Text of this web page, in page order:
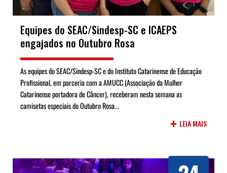
Equipes do SEAC/Sindesp-SC e ICAEPS
engajados no Outubro Rosa
As equipes do SEAC/Sindesp-SC e do Instituto Catarinense de Educação
Profissional, em parceria com a AMUCC (Associação da Mulher
Catarinense portadora de Câncer), receberam nesta semana as
camisetas especiais do Outubro Rosa...
+ LEIA MAIS